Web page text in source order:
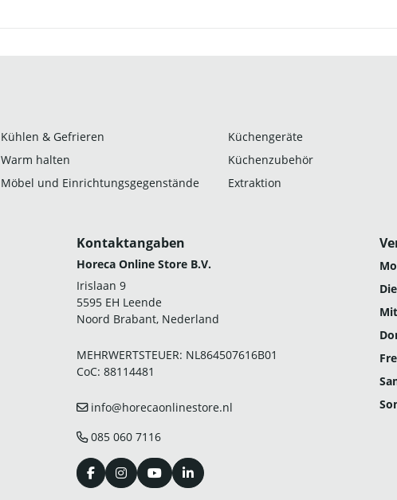
Kühlen & Gefrieren Küchengeräte
Warm halten Küchenzubehör
Möbel und Einrichtungsgegenstände Extraktion
Kontaktangaben
Horeca Online Store B.V.
Irislaan 9
5595 EH Leende
Noord Brabant, Nederland
MEHRWERTSTEUER: NL864507616B01
CoC: 88114481
info@horecaonlinestore.nl
085 060 7116